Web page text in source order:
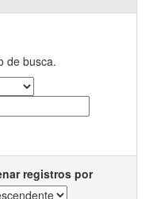
de busca.
registros por